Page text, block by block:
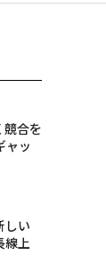
競合を
ャッ
しい
線上